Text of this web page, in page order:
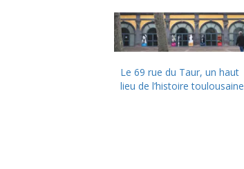
Le 69 rue du Taur, un haut
lieu de l’histoire toulousaine